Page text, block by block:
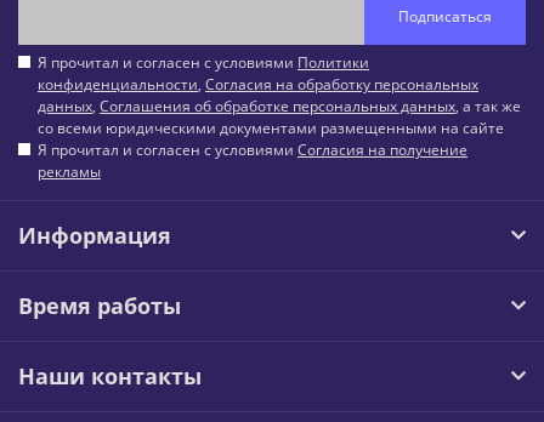
Подписаться
Я прочитал и согласен с условиями Политики
конфиденциальности, Согласия на обработку персональных
данных, Соглашения об обработке персональных данных, а так же
со всеми юридическими документами размещенными на сайте
Я прочитал и согласен с условиями Согласия на получение
рекламы
Информация
Время работы
Наши контакты